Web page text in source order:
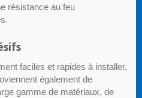
résistance au feu
faciles et rapides à installer,
également de
gamme de matériaux, de